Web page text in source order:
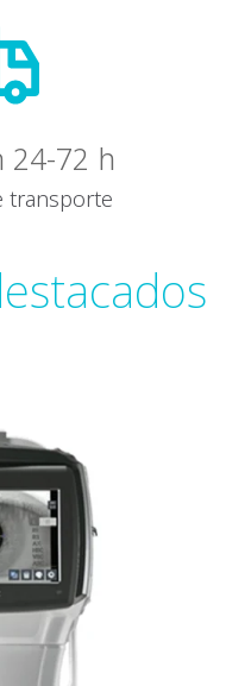
24-72 h
transporte